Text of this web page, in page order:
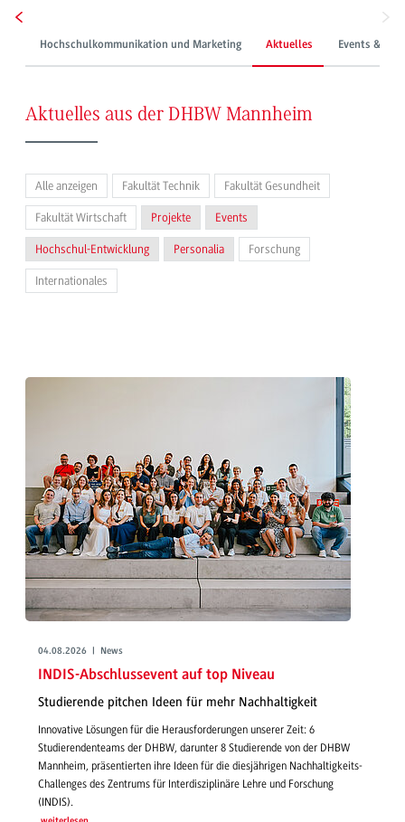
Hochschulkommunikation und Marketing Aktuelles Events &
Aktuelles aus der DHBW Mannheim
Alle anzeigen Fakultät Technik Fakultät Gesundheit
Fakultät Wirtschaft Projekte Events
Hochschul-Entwicklung Personalia Forschung
Internationales
04.08.2026 | News
INDIS-Abschlussevent auf top Niveau
Studierende pitchen Ideen für mehr Nachhaltigkeit
Innovative Lösungen für die Herausforderungen unserer Zeit: 6
Studierendenteams der DHBW, darunter 8 Studierende von der DHBW
Mannheim, präsentierten ihre Ideen für die diesjährigen Nachhaltigkeits-
Challenges des Zentrums für Interdisziplinäre Lehre und Forschung
(INDIS).